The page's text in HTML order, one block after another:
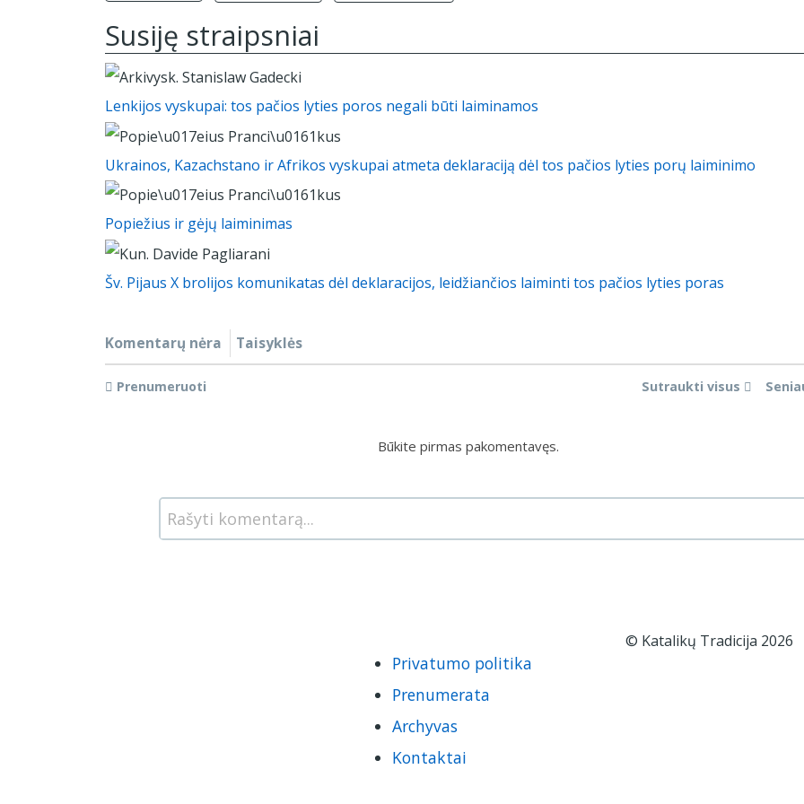
Susiję straipsniai
Lenkijos vyskupai: tos pačios lyties poros negali būti laiminamos
Ukrainos, Kazachstano ir Afrikos vyskupai atmeta deklaraciją dėl tos pačios lyties porų laiminimo
Popiežius ir gėjų laiminimas
Šv. Pijaus X brolijos komunikatas dėl deklaracijos, leidžiančios laiminti tos pačios lyties poras
Komentarų nėra Taisyklės
Prenumeruoti Sutraukti visus
Būkite pirmas pakomentavęs.
Rašyti komentarą...
Privatumo politika
Prenumerata
Archyvas
Kontaktai
© Katalikų Tradicija 2026